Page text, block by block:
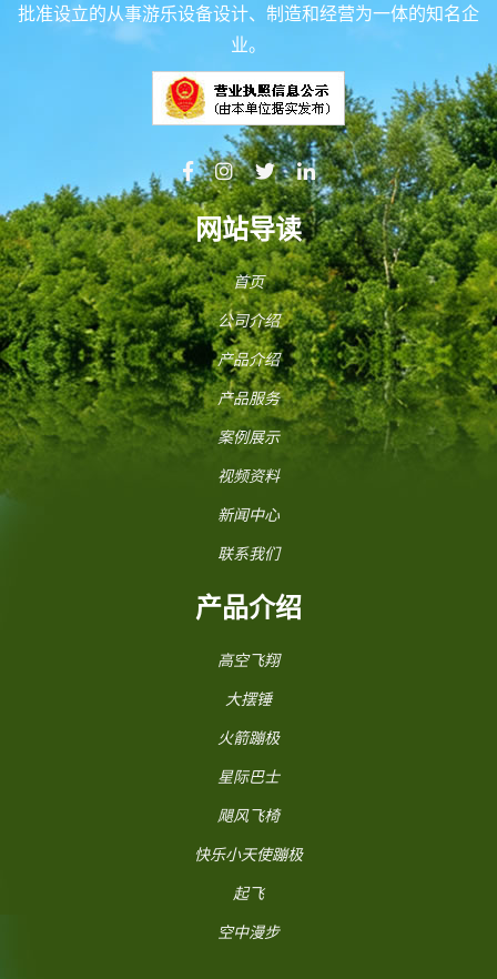
批准设立的从事游乐设备设计、制造和经营为一体的知名企
业。
网站导读
首页
公司介绍
产品介绍
产品服务
案例展示
视频资料
新闻中心
联系我们
产品介绍
高空飞翔
大摆锤
火箭蹦极
星际巴士
飓风飞椅
快乐小天使蹦极
起飞
空中漫步